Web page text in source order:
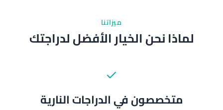
ميزاتنا
لماذا نحن الخيار الأفضل لدراجتك
متخصصون في الدراجات النارية